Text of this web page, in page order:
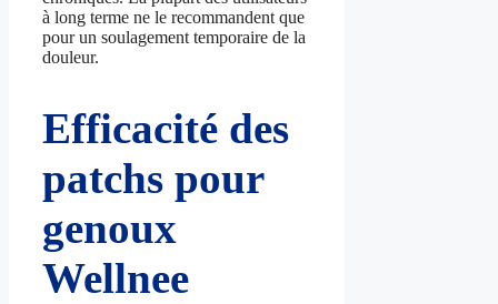
à long terme ne le recommandent que
pour un soulagement temporaire de la
douleur.
Efficacité des
patchs pour
genoux
Wellnee